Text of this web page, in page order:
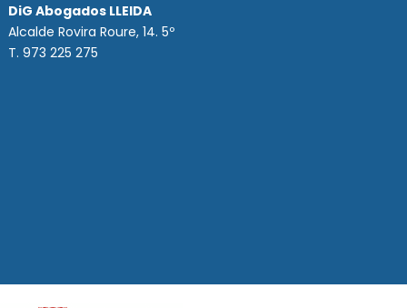
DiG Abogados LLEIDA
Alcalde Rovira Roure, 14. 5º
T. 973 225 275